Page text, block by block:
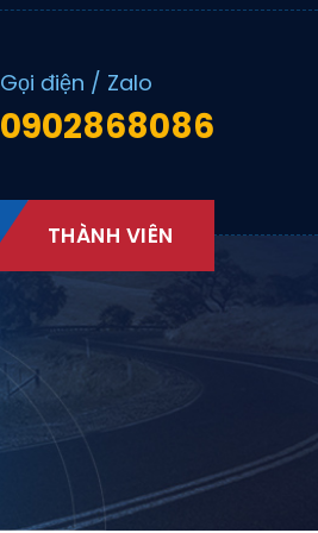
Gọi điện / Zalo
0902868086
THÀNH VIÊN